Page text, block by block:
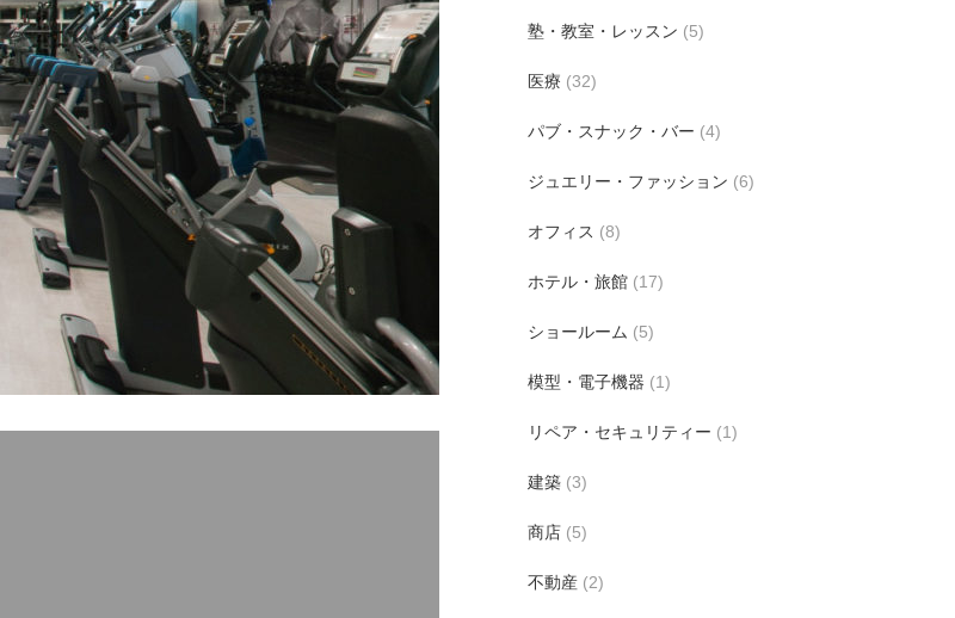
塾・教室・レッスン (5)
医療 (32)
パブ・スナック・バー (4)
ジュエリー・ファッション (6)
オフィス (8)
ホテル・旅館 (17)
ショールーム (5)
模型・電子機器 (1)
リペア・セキュリティー (1)
建築 (3)
商店 (5)
不動産 (2)